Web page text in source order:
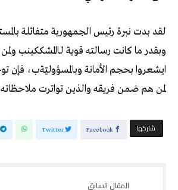
‬لمن‭ ‬هم‭ ‬ضمن‭ ‬فريقه‭ ‬والذين‭ ‬تواترت‭ ‬ملاحظاته‭ ‬وتحفيزه‭ ‬لهم‭.‬
‫‫ شاركها‬ Facebook
Twitter